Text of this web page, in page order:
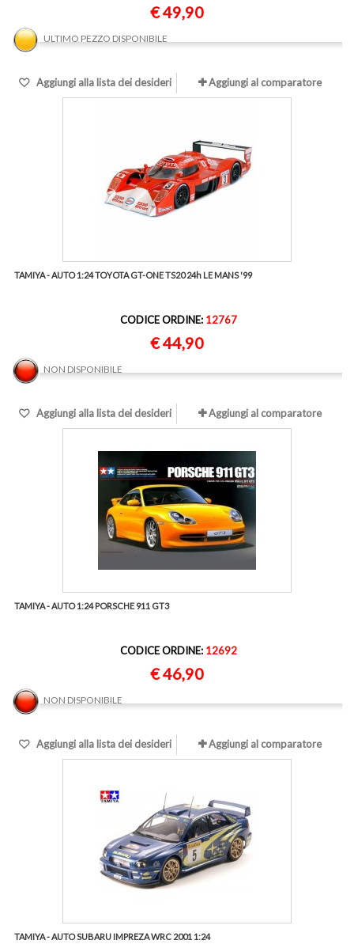
€ 49,90
ULTIMO PEZZO DISPONIBILE
Aggiungi alla lista dei desideri Aggiungi al comparatore
TAMIYA - AUTO 1:24 TOYOTA GT-ONE TS20 24h LE MANS '99
CODICE ORDINE: 12767
€ 44,90
NON DISPONIBILE
Aggiungi alla lista dei desideri Aggiungi al comparatore
TAMIYA - AUTO 1:24 PORSCHE 911 GT3
CODICE ORDINE: 12692
€ 46,90
NON DISPONIBILE
Aggiungi alla lista dei desideri Aggiungi al comparatore
TAMIYA - AUTO SUBARU IMPREZA WRC 2001 1:24